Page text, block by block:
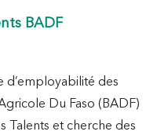
BADF
d’employabilité des
Du Faso (BADF)
Talents et cherche des